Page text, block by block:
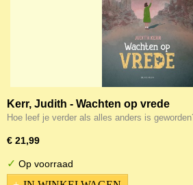
Kerr, Judith - Wachten op vrede
Hoe leef je verder als alles anders is
€ 21,99
✓ Op voorraad